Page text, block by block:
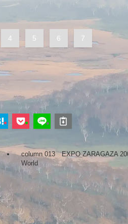
4 5 6 7
column 013 EXPO ZARAGAZA
World